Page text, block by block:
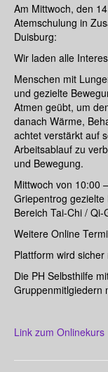
Am Mittwoch, den
Atemschulung in
Duisburg:
Wir laden alle
Menschen mit
und gezielte
Atmen geübt, um
danach Wärme,
achtet verstärkt auf
Arbeitsablauf zu
und Bewegung.
Mittwoch von 10:00
Griepentrog
Bereich Tai-Chi / Qi-
Weitere Online
Plattform wird
Die PH Selbsthilfe
Gruppenmitlgiedern
Link zum Onlinekurs